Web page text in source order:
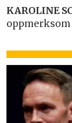
KAROLINE